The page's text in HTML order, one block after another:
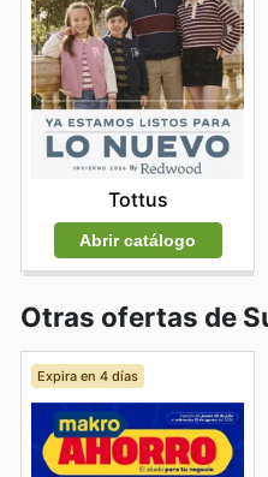
Tottus
Abrir catálogo
Otras ofertas de
Expira en 4 días